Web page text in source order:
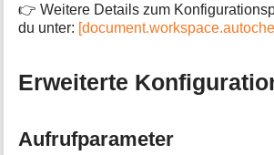
👉 Weitere Details zum
du unter:
Erweiterte
Aufrufparameter